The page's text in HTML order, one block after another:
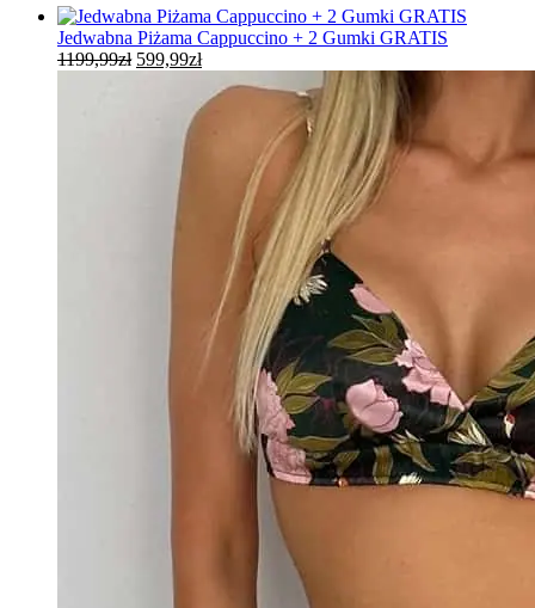
Jedwabna Piżama Cappuccino + 2 Gumki GRATIS
1199,99zł Pierwotna
wynosiła:
1199,99zł.
599,99złAktualna
wynosi: